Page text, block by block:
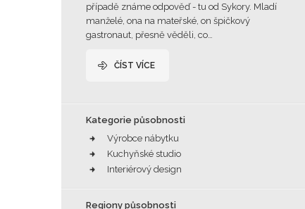
případě známe odpověď - tu od Sykory. Mladí
manželé, ona na mateřské, on špičkový
gastronaut, přesně věděli, co…
ČÍST VÍCE
Kategorie působnosti
Výrobce nábytku
Kuchyňské studio
Interiérový design
Regiony působnosti